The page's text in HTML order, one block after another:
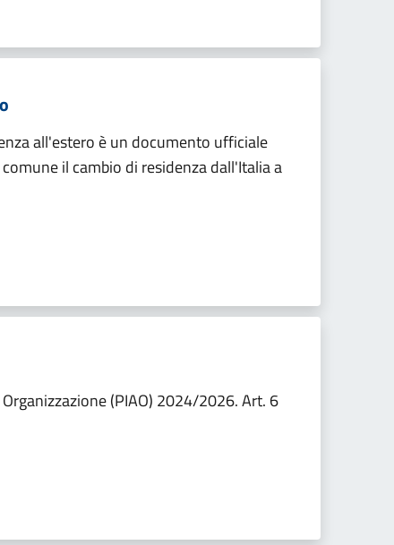
all'estero è un documento ufficiale
il cambio di residenza dall'Italia a
(PIAO) 2024/2026. Art. 6